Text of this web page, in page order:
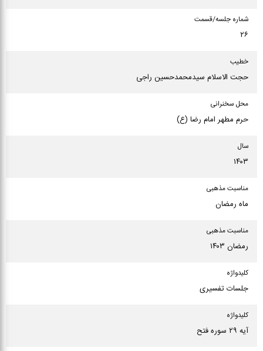
شماره جلسه/قسمت
۲۶
خطیب
حجت الاسلام سیدمحمدحسین راجی
محل سخنرانی
حرم مطهر امام رضا (ع)
سال
۱۴۰۳
مناسبت مذهبی
ماه رمضان
مناسبت مذهبی
رمضان ۱۴۰۳
كلیدواژه
جلسات تفسیری
كلیدواژه
آیه ۲۹ سوره فتح